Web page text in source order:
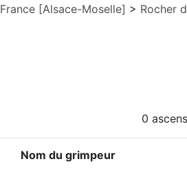
France [Alsace-Moselle] > Rocher
0
Nom du grimpeur